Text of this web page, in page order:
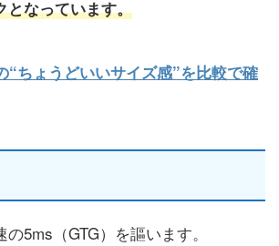
となっています。
“ちょうどいいサイズ感”を比較で確
5ms（GTG）を謳います。